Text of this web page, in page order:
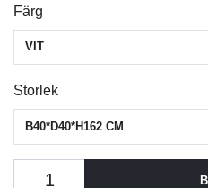
Färg
VIT
Storlek
B40*D40*H162 CM